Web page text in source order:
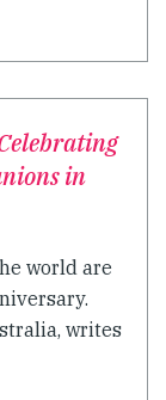
in
world are
writes